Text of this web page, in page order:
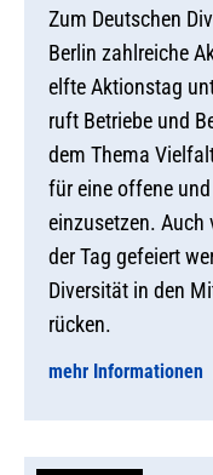
Zum Deutschen
Berlin zahlreiche
elfte Aktionstag
ruft Betriebe und
dem Thema
für eine offene
einzusetzen. Auch
der Tag gefeiert
Diversität in den
rücken.
mehr Informationen